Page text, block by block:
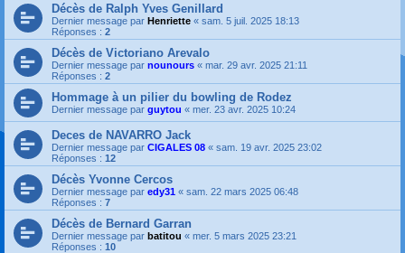
Décès de Ralph Yves Genillard
Dernier message par Henriette « sam. 5 juil. 2025 18:13
Réponses : 2
Décès de Victoriano Arevalo
Dernier message par nounours « mar. 29 avr. 2025 21:11
Réponses : 2
Hommage à un pilier du bowling de Rodez
Dernier message par guytou « mer. 23 avr. 2025 10:24
Deces de NAVARRO Jack
Dernier message par CIGALES 08 « sam. 19 avr. 2025 23:02
Réponses : 12
Décès Yvonne Cercos
Dernier message par edy31 « sam. 22 mars 2025 06:48
Réponses : 7
Décès de Bernard Garran
Dernier message par batitou « mer. 5 mars 2025 23:21
Réponses : 10